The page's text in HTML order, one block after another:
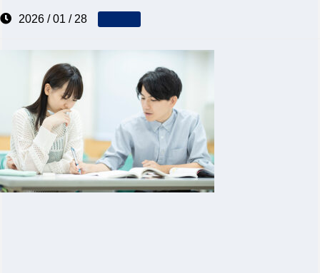
2026 / 01 / 28